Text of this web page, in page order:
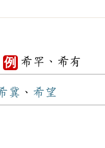
例 希罕、希有
冀 、 希望